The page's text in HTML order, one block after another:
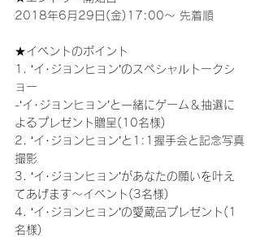
2018年6月29日(金)17:00～ 先着順
★イベントのポイント
1. ‘イ･ジョンヒョン’のスペシャルトークシ
ョー
-‘イ･ジョンヒョン’と一緒にゲーム＆抽選に
よるプレゼント贈呈(10名様)
2. ‘イ･ジョンヒョン’と1:1握手会と記念写真
撮影
3. ‘イ･ジョンヒョン’があなたの願いを叶え
てあげます～イベント(3名様)
4. ‘イ･ジョンヒョン’の愛蔵品プレゼント(1
名様)